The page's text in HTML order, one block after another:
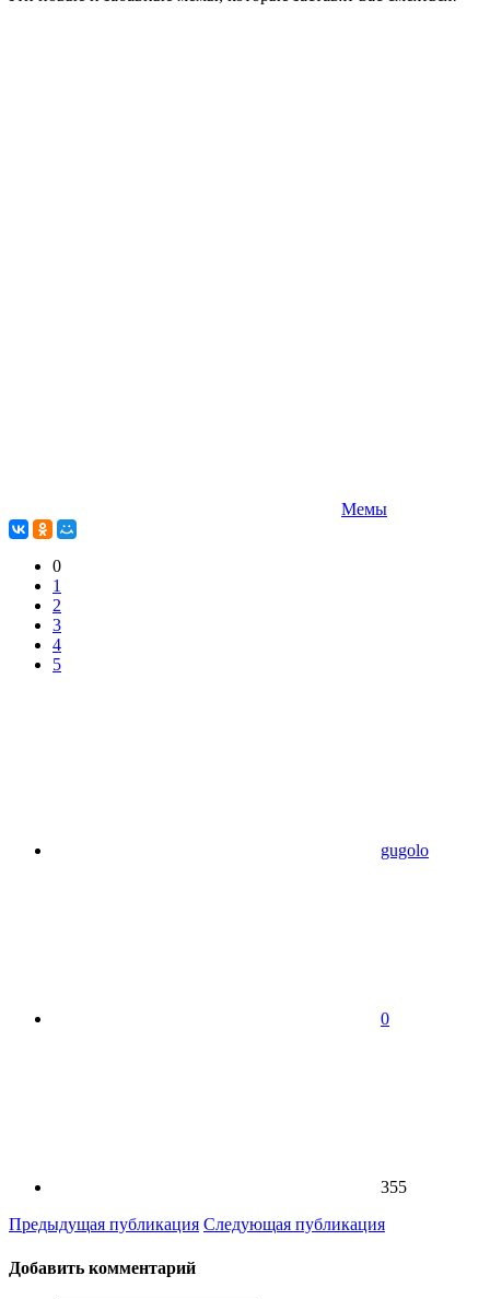
Мемы
0
1
2
3
4
5
gugolo
0
355
Предыдущая публикация Следующая публикация
Добавить комментарий